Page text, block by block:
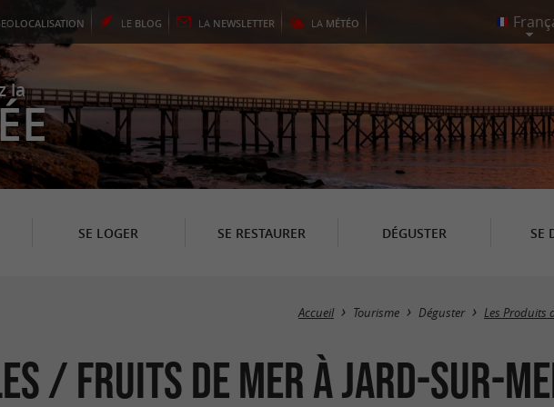
LOCALISATION LE BLOG LA NEWSLETTER LA MÉTÉO
la
SE LOGER SE RESTAURER DÉGUSTER SE
Accueil Tourisme Déguster Les Produits
/ Fruits de mer à Jard-sur-